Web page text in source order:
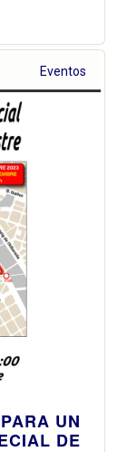
Eventos
UN
DE